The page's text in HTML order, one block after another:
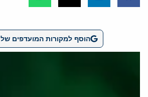
הוסף למקורות המועדפים של Google